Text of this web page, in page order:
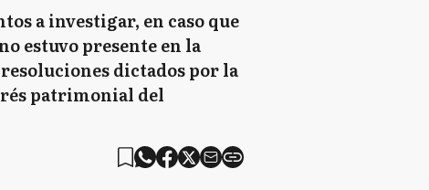
a investigar, en caso que
estuvo presente en la
dictados por la
patrimonial del